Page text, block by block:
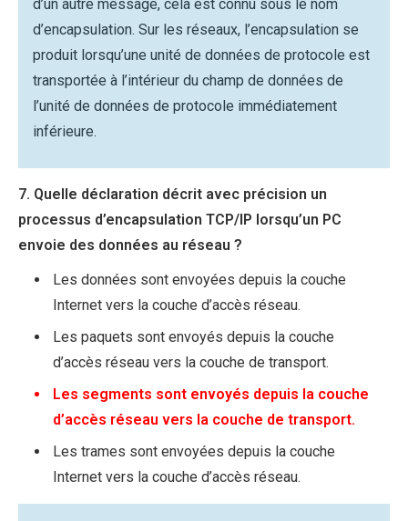
d’un autre message, cela est connu sous le nom
d’encapsulation. Sur les réseaux, l’encapsulation se
produit lorsqu’une unité de données de protocole est
transportée à l’intérieur du champ de données de
l’unité de données de protocole immédiatement
inférieure.
7. Quelle déclaration décrit avec précision un
processus d’encapsulation TCP/IP lorsqu’un PC
envoie des données au réseau ?
Les données sont envoyées depuis la couche
Internet vers la couche d’accès réseau.
Les paquets sont envoyés depuis la couche
d’accès réseau vers la couche de transport.
Les segments sont envoyés depuis la couche
d’accès réseau vers la couche de transport.
Les trames sont envoyées depuis la couche
Internet vers la couche d’accès réseau.